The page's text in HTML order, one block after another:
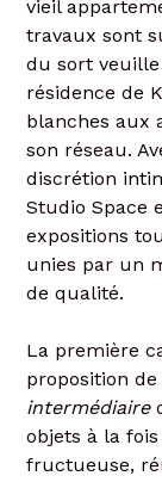
vieil
travaux sont
du sort veuille
résidence de
blanches aux
son réseau.
discrétion
Studio Space
expositions
unies par un
de qualité.
La première
proposition de
intermédiaire
objets à la
fructueuse,